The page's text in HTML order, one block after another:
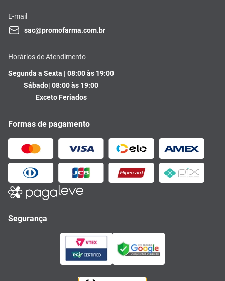
E-mail
sac@promofarma.com.br
Horários de Atendimento
Segunda a Sexta | 08:00 às 19:00
Sábado| 08:00 às 19:00
Exceto Feriados
Formas de pagamento
Segurança